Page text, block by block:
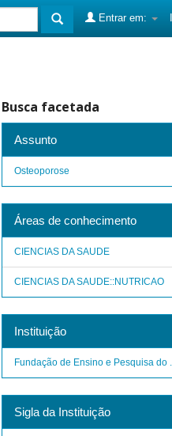
Entrar em:
Busca facetada
Assunto
Osteoporose
Áreas de conhecimento
CIENCIAS DA SAUDE
CIENCIAS DA SAUDE::NUTRICAO
Instituição
Fundação de Ensino e Pesquisa do ...
Sigla da Instituição